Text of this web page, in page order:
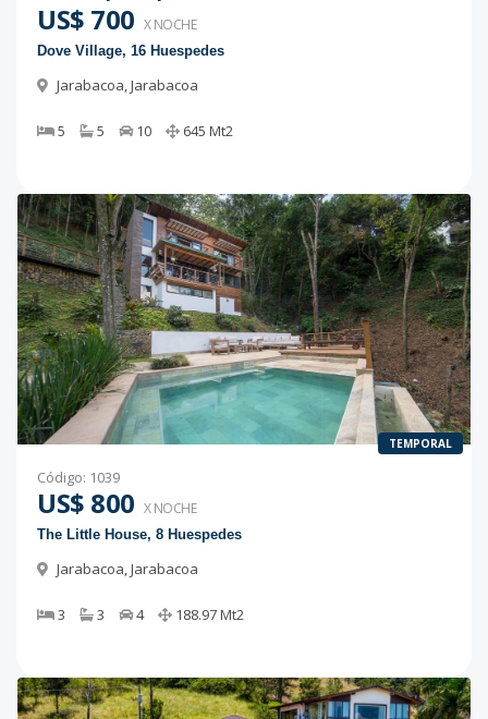
US$ 700 X NOCHE
Dove Village, 16 Huespedes
Jarabacoa,Jarabacoa
5 5 10 645 Mt2
TEMPORAL
Código: 1039
US$ 800 X NOCHE
The Little House, 8 Huespedes
Jarabacoa,Jarabacoa
3 3 4 188.97Mt2